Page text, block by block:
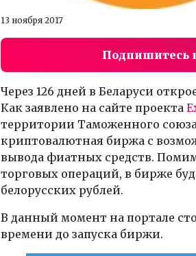
13 ноября 2017
Подпишитесь
Через 126 дней в Беларуси
Как заявлено на сайте проекта
территории Таможенного
криптовалютная биржа с
вывода фиатных средств.
торговых операций, в бирже
белорусских рублей.
В данный момент на портале
времени до запуска биржи.